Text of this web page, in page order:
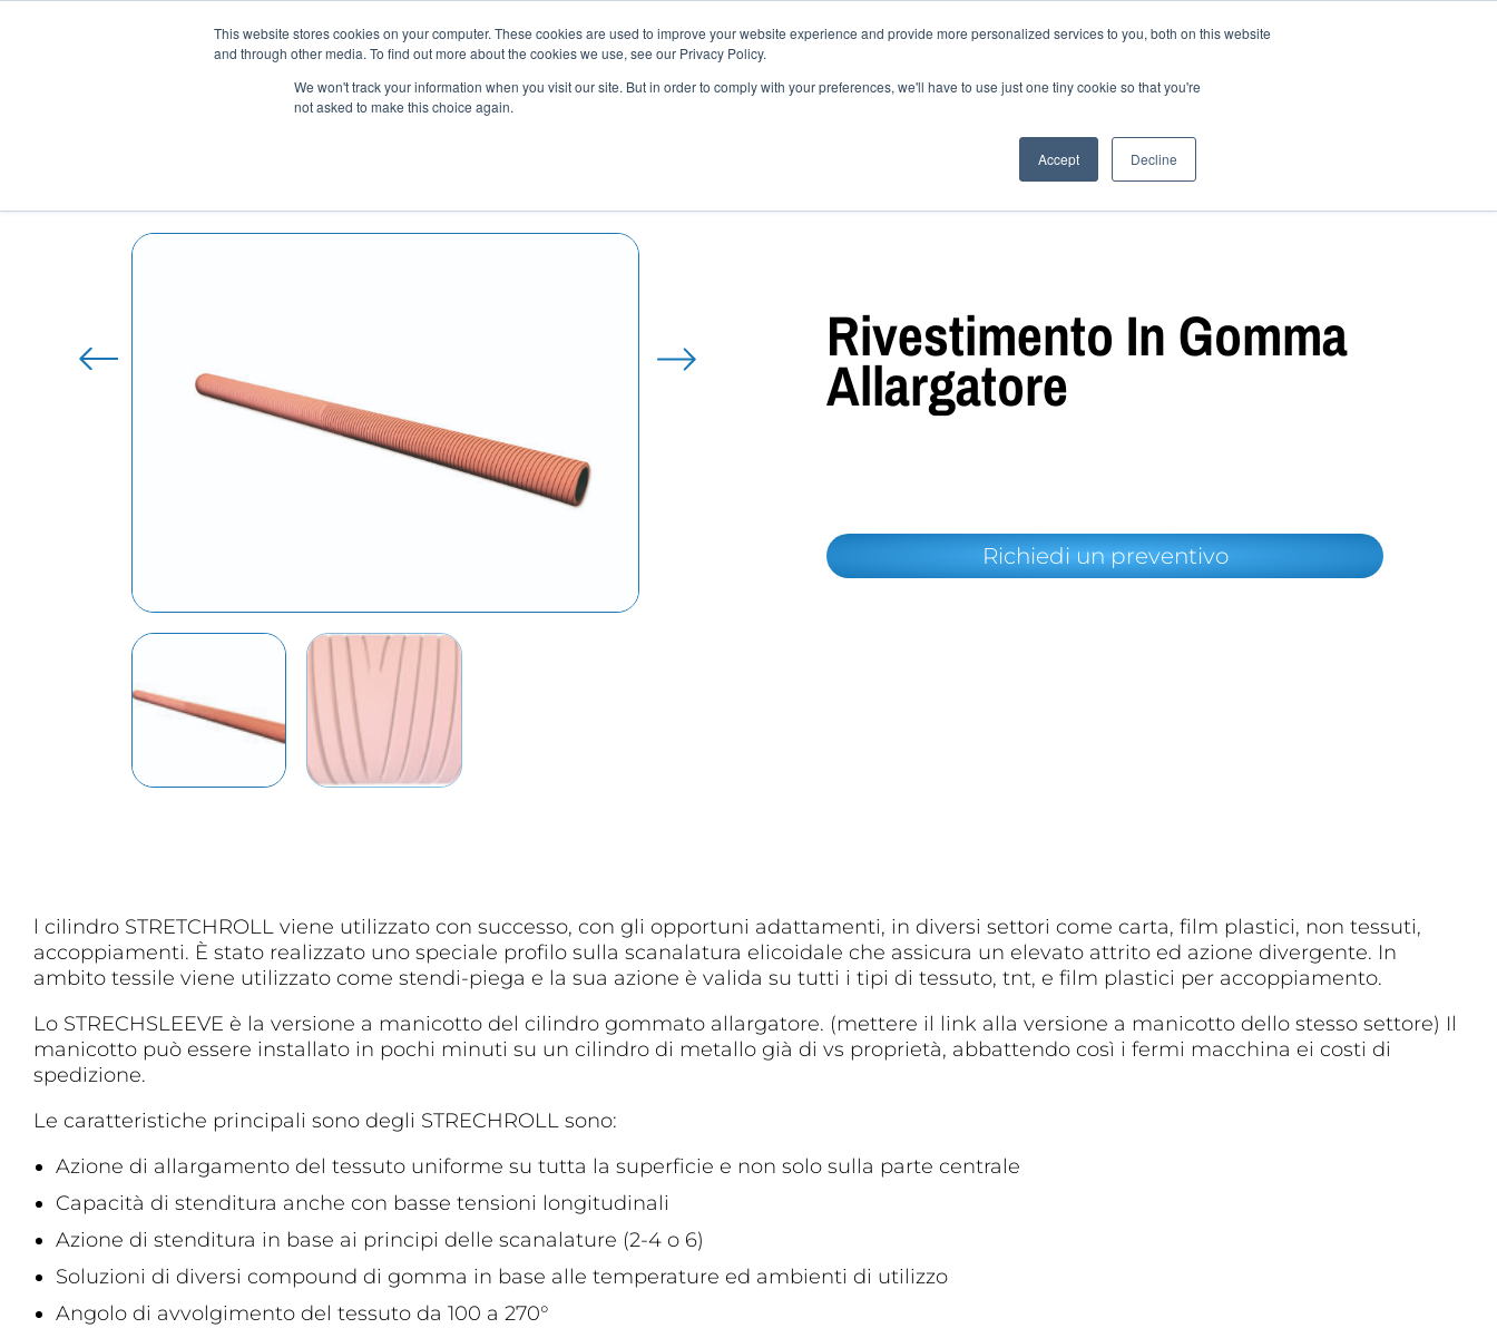
This website stores cookies on your computer. These cookies are used to improve your website experience and provide more personalized services to you, both on this website
and through other media. To find out more about the cookies we use, see our Privacy Policy.
We won't track your information when you visit our site. But in order to comply with your preferences, we'll have to use just one tiny cookie so that you're
not asked to make this choice again.
Accept Decline
Azienda Settori Prodotti Shop News Come scegliere il sanfor
Blog
Rivestimento In Gomma
Allargatore
Richiedi un preventivo
l cilindro STRETCHROLL viene utilizzato con successo, con gli opportuni adattamenti, in diversi settori come carta, film plastici, non tessuti,
accoppiamenti. È stato realizzato uno speciale profilo sulla scanalatura elicoidale che assicura un elevato attrito ed azione divergente. In
ambito tessile viene utilizzato come stendi-piega e la sua azione è valida su tutti i tipi di tessuto, tnt, e film plastici per accoppiamento.
Lo STRECHSLEEVE è la versione a manicotto del cilindro gommato allargatore. (mettere il link alla versione a manicotto dello stesso settore) Il
manicotto può essere installato in pochi minuti su un cilindro di metallo già di vs proprietà, abbattendo così i fermi macchina ei costi di
spedizione.
Le caratteristiche principali sono degli STRECHROLL sono:
Azione di allargamento del tessuto uniforme su tutta la superficie e non solo sulla parte centrale
Capacità di stenditura anche con basse tensioni longitudinali
Azione di stenditura in base ai principi delle scanalature (2-4 o 6)
Soluzioni di diversi compound di gomma in base alle temperature ed ambienti di utilizzo
Angolo di avvolgimento del tessuto da 100 a 270°